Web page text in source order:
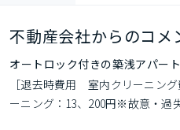
不動産会社からのコメ
オートロック付きの築浅アパー
［退去時費用　室内クリーニン
ーニング：13、200円※故意・過